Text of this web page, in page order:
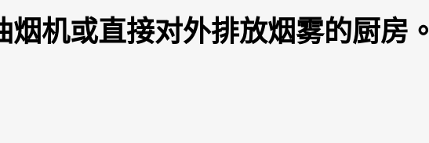
烟机或直接对外排放烟雾的厨房。